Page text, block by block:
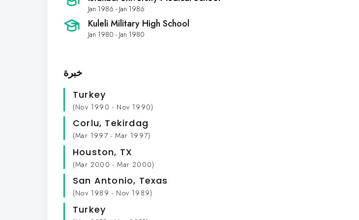
Jan 1986 - Jan 1986
Kuleli Military High School
Jan 1980 - Jan 1980
خبرة
Turkey
(Nov 1990 - Nov 1990)
Corlu, Tekirdag
(Mar 1997 - Mar 1997)
Houston, TX
(Mar 2000 - Mar 2000)
San Antonio, Texas
(Nov 1989 - Nov 1989)
Turkey